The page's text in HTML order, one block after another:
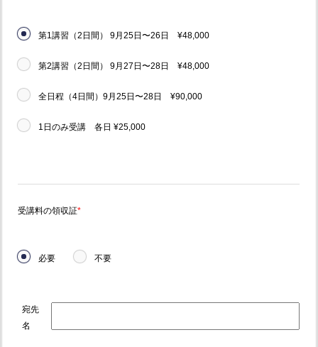
第1講習（2日間） 9月25日〜26日 ¥48,000
第2講習（2日間） 9月27日〜28日 ¥48,000
全日程（4日間）9月25日〜28日 ¥90,000
1日のみ受講 各日 ¥25,000
受講料の領収証*
必要 不要
宛先
名